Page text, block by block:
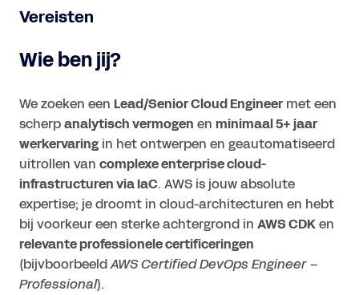
Vereisten
Wie ben jij?
We zoeken een Lead/Senior Cloud Engineermet een
scherpanalytisch vermogen en minimaal 5+ jaar
werkervaring in het ontwerpen en geautomatiseerd
uitrollen van complexe enterprise cloud-
infrastructuren via IaC. AWS is jouw absolute
expertise; je droomt in cloud-architecturen en hebt
bij voorkeur een sterke achtergrond in AWS CDKen
relevante professionele certificeringen
(bijvboorbeeldAWS Certified DevOps Engineer –
Professional).